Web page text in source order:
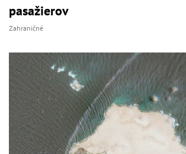
pasažierov
Zahraničné